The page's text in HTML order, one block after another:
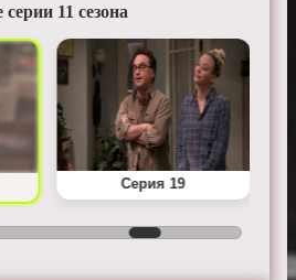
серии 11 сезона
Серия 19